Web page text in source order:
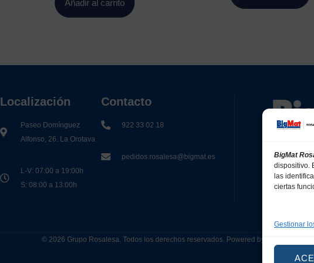
BigMat
dispositivo.
las
ciertas
Gestionar
Añadir al carrito
Localización
Paseo Domínguez
Alfonso, 26. La Orotava
L-V: 07:00 a 19:00h
S: 08:00 a 13:00h
Contacto
922 33 02 18
pedidos.rosalesa@bigmat.es
© 2026 Grupo Rosalesa. Todos los derechos reservados. Powered by